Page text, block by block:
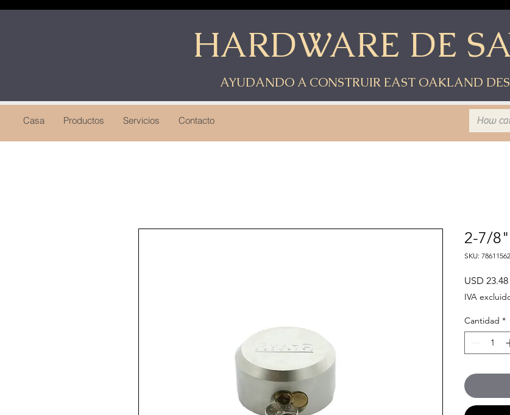
HARDWARE DE
AYUDANDO A CONSTRUIR EAST OAKLAND
Casa Productos Servicios Contacto
2-7/8"
SKU:
USD 23.48
IVA
Cantidad *